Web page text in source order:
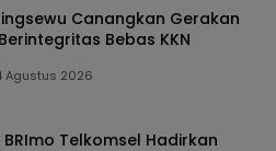
Canangkan Gerakan
Bebas KKN
Agustus 2026
Telkomsel Hadirkan